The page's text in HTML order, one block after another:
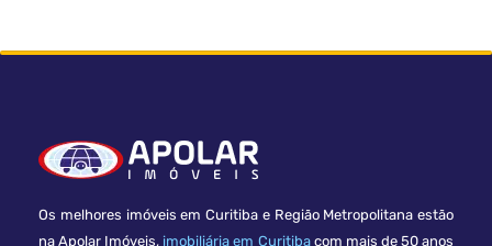
Os melhores imóveis em Curitiba e Região Metropolitana estão
na Apolar Imóveis, imobiliária em Curitibacom mais de 50 anos